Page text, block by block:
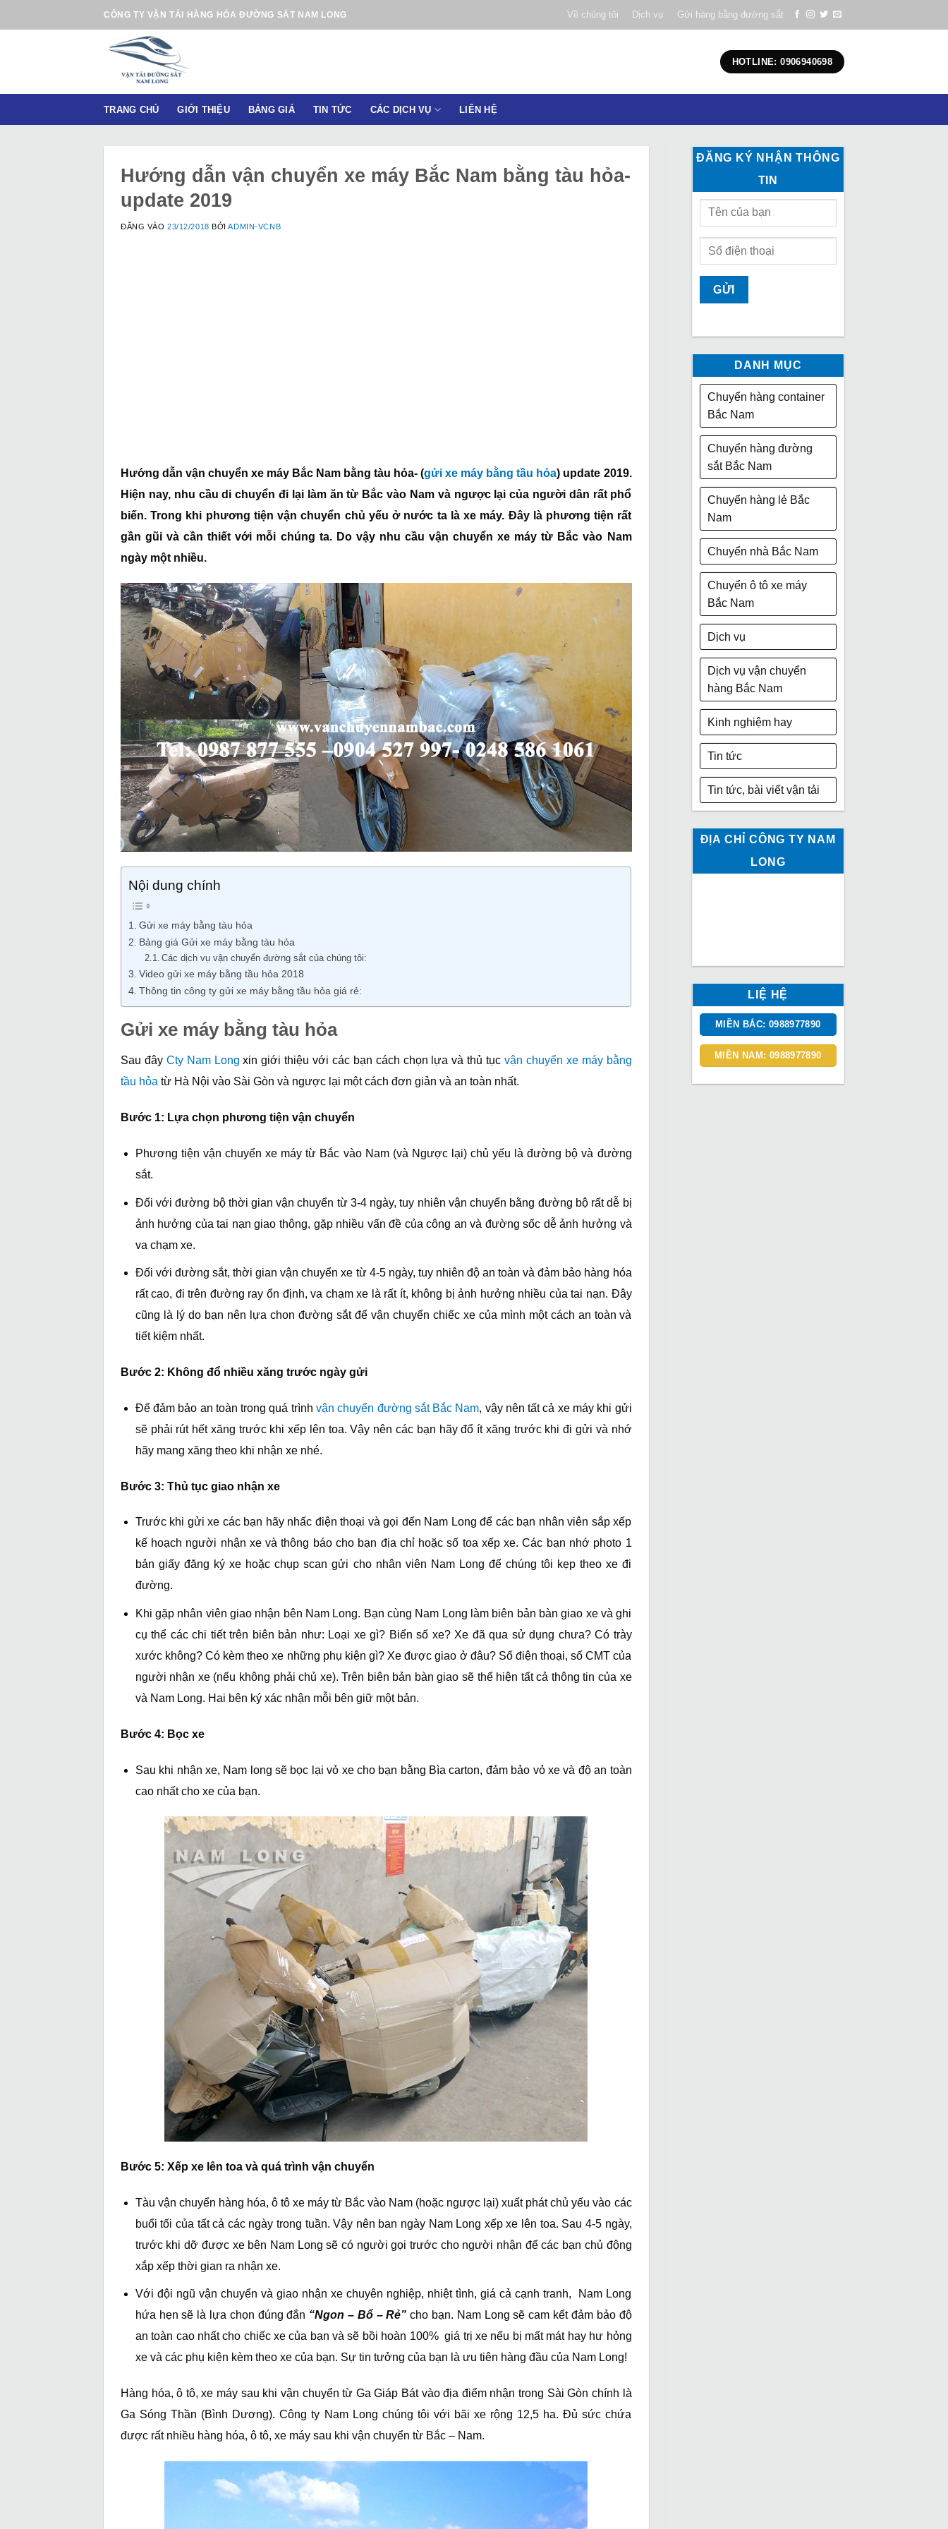
n
CÔNG TY VẬN TẢI HÀNG HÓA ĐƯỜNG SẮT NAM LONG Về chúng tôi Dịch vụ Gửi hàng bằng đường sắt
HOTLINE: 0906940698
TRANG CHỦ GIỚI THIỆU BẢNG GIÁ TIN TỨC CÁC DỊCH VỤ LIÊN HỆ
Hướng dẫn vận chuyển xe máy Bắc Nam bằng tàu hỏa-
update 2019
ĐĂNG VÀO23/12/2018 BỞIADMIN-VCNB
Hướng dẫn vận chuyển xe máy Bắc Nam bằng tàu hỏa- (gửi xe máy bằng tầu hỏa) update 2019.
Hiện nay, nhu cầu di chuyển đi lại làm ăn từ Bắc vào Nam và ngược lại của người dân rất phổ
biến. Trong khi phương tiện vận chuyển chủ yếu ở nước ta là xe máy. Đây là phương tiện rất
gần gũi và cần thiết với mỗi chúng ta. Do vậy nhu cầu vận chuyển xe máy từ Bắc vào Nam
ngày một nhiều.
Nội dung chính
Gửi xe máy bằng tàu hỏa
Bảng giá Gửi xe máy bằng tàu hỏa
Các dịch vụ vận chuyển đường sắt của chúng tôi:
Video gửi xe máy bằng tầu hỏa 2018
Thông tin công ty gửi xe máy bằng tầu hỏa giá rẻ:
Gửi xe máy bằng tàu hỏa
Sau đây Cty Nam Long xin giới thiệu với các bạn cách chọn lựa và thủ tục vận chuyển xe máy bằng
tầu hỏa từ Hà Nội vào Sài Gòn và ngược lại một cách đơn giản và an toàn nhất.
Bước 1: Lựa chọn phương tiện vận chuyển
Phương tiện vận chuyển xe máy từ Bắc vào Nam (và Ngược lại) chủ yếu là đường bộ và đường
sắt.
Đối với đường bộ thời gian vận chuyển từ 3-4 ngày, tuy nhiên vận chuyển bằng đường bộ rất dễ bị
ảnh hưởng của tai nạn giao thông, gặp nhiều vấn đề của công an và đường sốc dễ ảnh hưởng và
va chạm xe.
Đối với đường sắt, thời gian vận chuyển xe từ 4-5 ngày, tuy nhiên độ an toàn và đảm bảo hàng hóa
rất cao, đi trên đường ray ổn định, va chạm xe là rất ít, không bị ảnh hưởng nhiều của tai nạn. Đây
cũng là lý do bạn nên lựa chon đường sắt để vận chuyển chiếc xe của mình một cách an toàn và
tiết kiệm nhất.
Bước 2: Không đổ nhiều xăng trước ngày gửi
Để đảm bảo an toàn trong quá trình vận chuyển đường sắt Bắc Nam, vậy nên tất cả xe máy khi gửi
sẽ phải rút hết xăng trước khi xếp lên toa. Vậy nên các bạn hãy đổ ít xăng trước khi đi gửi và nhớ
hãy mang xăng theo khi nhận xe nhé.
Bước 3: Thủ tục giao nhận xe
Trước khi gửi xe các bạn hãy nhấc điện thoại và gọi đến Nam Long để các bạn nhân viên sắp xếp
kế hoạch người nhận xe và thông báo cho bạn địa chỉ hoặc số toa xếp xe. Các bạn nhớ photo 1
bản giấy đăng ký xe hoặc chụp scan gửi cho nhân viên Nam Long để chúng tôi kẹp theo xe đi
đường.
Khi gặp nhân viên giao nhận bên Nam Long. Bạn cùng Nam Long làm biên bản bàn giao xe và ghi
cụ thể các chi tiết trên biên bản như: Loại xe gì? Biển số xe? Xe đã qua sử dụng chưa? Có trày
xước không? Có kèm theo xe những phụ kiện gì? Xe được giao ở đâu? Số điện thoại, số CMT của
người nhận xe (nếu không phải chủ xe). Trên biên bản bàn giao sẽ thể hiện tất cả thông tin của xe
và Nam Long. Hai bên ký xác nhận mỗi bên giữ một bản.
Bước 4: Bọc xe
Sau khi nhận xe, Nam long sẽ bọc lại vỏ xe cho bạn bằng Bìa carton, đảm bảo vỏ xe và độ an toàn
cao nhất cho xe của bạn.
Bước 5: Xếp xe lên toa và quá trình vận chuyển
Tàu vận chuyển hàng hóa, ô tô xe máy từ Bắc vào Nam (hoặc ngược lại) xuất phát chủ yếu vào các
buổi tối của tất cả các ngày trong tuần. Vậy nên ban ngày Nam Long xếp xe lên toa. Sau 4-5 ngày,
trước khi dỡ được xe bên Nam Long sẽ có người gọi trước cho người nhận để các bạn chủ động
xắp xếp thời gian ra nhận xe.
Với đội ngũ vận chuyển và giao nhận xe chuyên nghiệp, nhiệt tình, giá cả cạnh tranh, Nam Long
hứa hẹn sẽ là lựa chọn đúng đắn “Ngon – Bổ – Rẻ” cho bạn. Nam Long sẽ cam kết đảm bảo độ
an toàn cao nhất cho chiếc xe của bạn và sẽ bồi hoàn 100% giá trị xe nếu bị mất mát hay hư hỏng
xe và các phụ kiện kèm theo xe của bạn. Sự tin tưởng của bạn là ưu tiên hàng đầu của Nam Long!
Hàng hóa, ô tô, xe máy sau khi vận chuyển từ Ga Giáp Bát vào địa điểm nhận trong Sài Gòn chính là
Ga Sóng Thần (Bình Dương). Công ty Nam Long chúng tôi với bãi xe rộng 12,5 ha. Đủ sức chứa
được rất nhiều hàng hóa, ô tô, xe máy sau khi vận chuyển từ Bắc – Nam.
ĐĂNG KÝ NHẬN THÔNG
TIN
DANH MỤC
Chuyển hàng container
Bắc Nam
Chuyển hàng đường
sắt Bắc Nam
Chuyển hàng lẻ Bắc
Nam
Chuyển nhà Bắc Nam
Chuyển ô tô xe máy
Bắc Nam
Dịch vụ
Dịch vụ vận chuyển
hàng Bắc Nam
Kinh nghiệm hay
Tin tức
Tin tức, bài viết vận tải
ĐỊA CHỈ CÔNG TY NAM
LONG
LIỆ HỆ
MIỀN BẮC: 0988977890
MIỀN NAM: 0988977890